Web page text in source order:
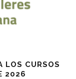
LOS CURSOS
2026